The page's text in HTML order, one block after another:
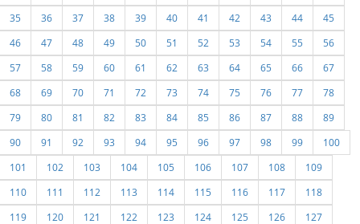
35
36 37 38 39 40 41 42 43 44
45
46
47 48 49 50 51 52 53 54 55
56
57
58 59 60 61 62 63 64 65 66
67
68
69 70 71 72 73 74 75 76 77
78
79
80 81 82 83 84 85 86 87 88
89
90
91 92 93 94 95 96 97 98 99
100
101
102 103 104 105 106 107 108
109
110
111 112 113 114 115 116 117
118
119
120 121 122 123 124 125 126
127